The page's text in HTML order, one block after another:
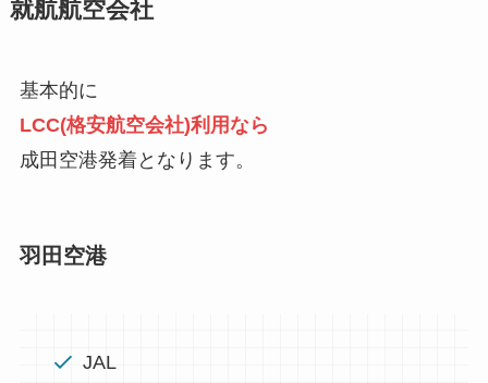
就航航空会社
基本的に
LCC(格安航空会社)利用なら
成田空港発着となります。
羽田空港
JAL